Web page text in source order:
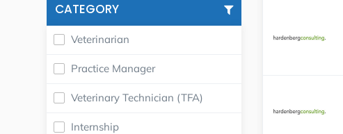
CATEGORY
Veterinarian
Practice Manager
Veterinary Technician (TFA)
Internship